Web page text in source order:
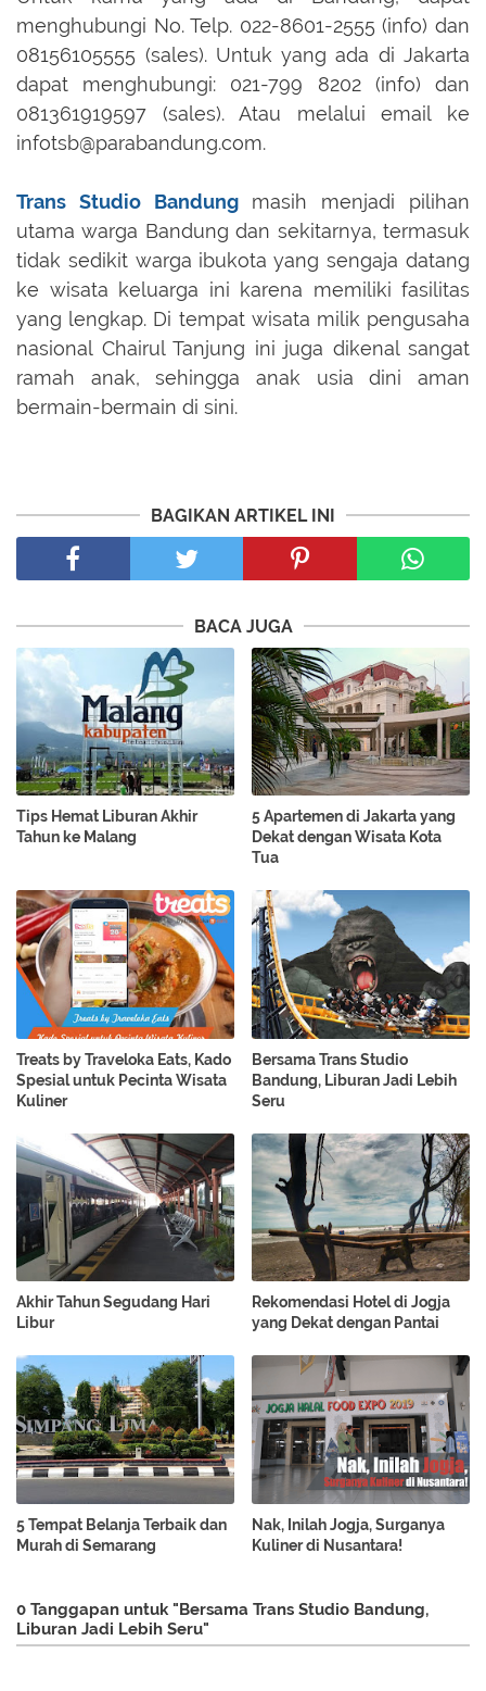
menghubungi No. Telp. 022-8601-2555 (info) dan
08156105555 (sales). Untuk yang ada di Jakarta
dapat menghubungi: 021-799 8202 (info) dan
081361919597 (sales). Atau melalui email ke
infotsb@parabandung.com.
Trans Studio Bandungmasih menjadi pilihan
utama warga Bandung dan sekitarnya, termasuk
tidak sedikit warga ibukota yang sengaja datang
ke wisata keluarga ini karena memiliki fasilitas
yang lengkap. Di tempat wisata milik pengusaha
nasional Chairul Tanjung ini juga dikenal sangat
ramah anak, sehingga anak usia dini aman
bermain-bermain di sini.
BAGIKAN ARTIKEL INI
BACA JUGA
Tips Hemat Liburan Akhir
Tahun ke Malang
5 Apartemen di Jakarta yang
Dekat dengan Wisata Kota
Tua
Treats by Traveloka Eats, Kado
Spesial untuk Pecinta Wisata
Kuliner
Bersama Trans Studio
Bandung, Liburan Jadi Lebih
Seru
Akhir Tahun Segudang Hari
Libur
Rekomendasi Hotel di Jogja
yang Dekat dengan Pantai
5 Tempat Belanja Terbaik dan
Murah di Semarang
Nak, Inilah Jogja, Surganya
Kuliner di Nusantara!
0 Tanggapan untuk "Bersama Trans Studio Bandung,
Liburan Jadi Lebih Seru"